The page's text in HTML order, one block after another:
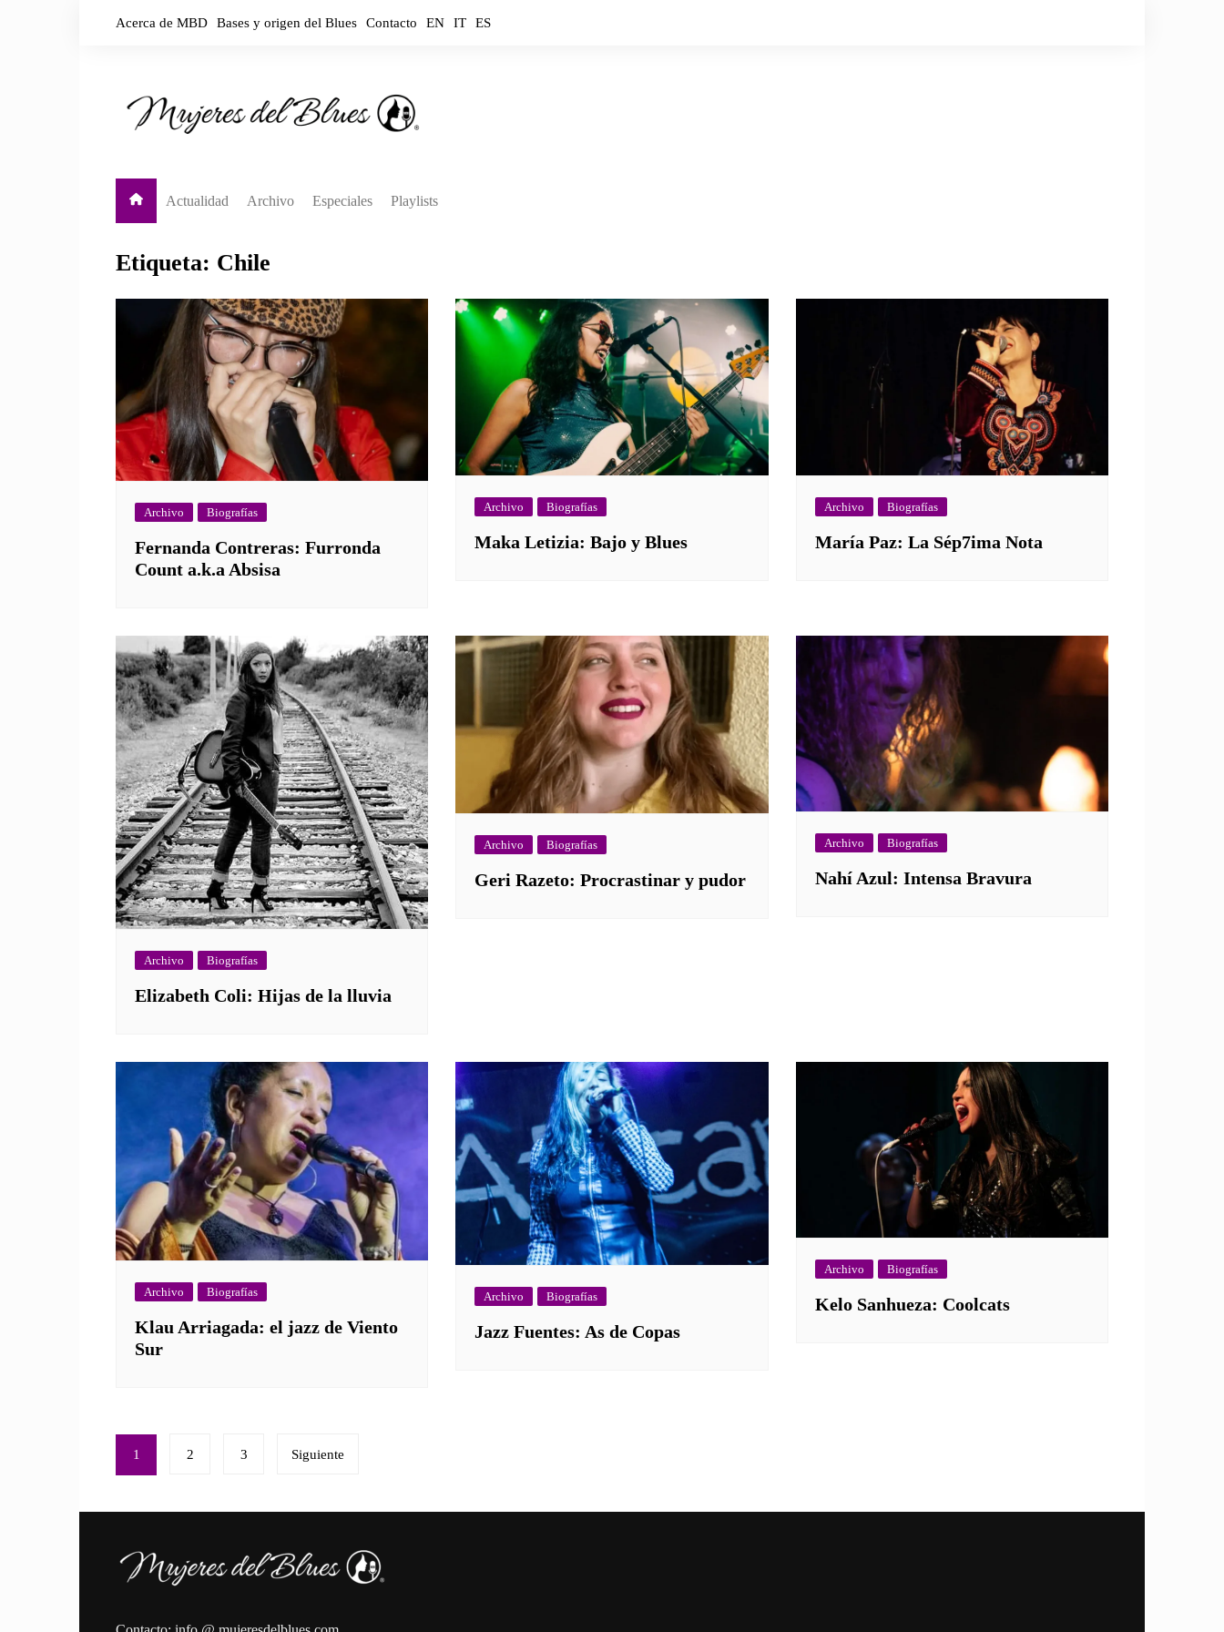
Acerca de MBD Bases y origen del Blues Contacto EN IT ES
Actualidad
Noticias
En vivo
Archivo
Biografías por década
Especiales Playlists
Spotify
Amazon Music
Etiqueta: Chile
Archivo Biografías
Fernanda Contreras: Furronda
Count a.k.a Absisa
Archivo Biografías
Maka Letizia: Bajo y Blues
Archivo Biografías
María Paz: La Sép7ima Nota
Archivo Biografías
Elizabeth Coli: Hijas de la lluvia
Archivo Biografías
Geri Razeto: Procrastinar y pudor
Archivo Biografías
Nahí Azul: Intensa Bravura
Archivo Biografías
Klau Arriagada: el jazz de Viento
Sur
Archivo Biografías
Jazz Fuentes: As de Copas
Archivo Biografías
Kelo Sanhueza: Coolcats
Paginación
de
entradas
1 2 3 Siguiente